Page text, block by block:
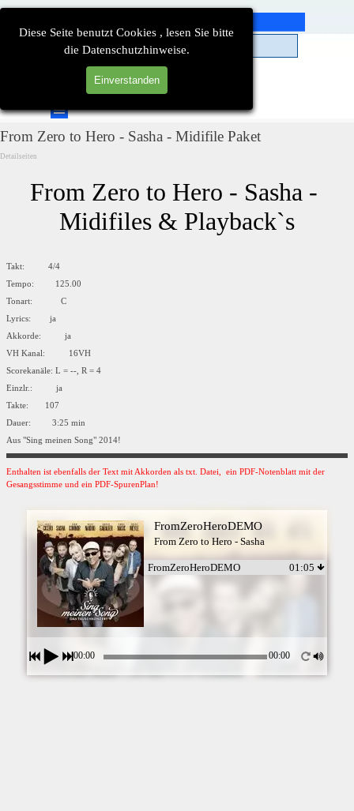
Diese Seite benutzt Cookies , lesen Sie bitte
die Datenschutzhinweise.
Einverstanden
Direkt zum Seiteninhalt
Menü überspringen
From Zero to Hero - Sasha - Midifile Paket
Detailseiten
From Zero to Hero - Sasha -
Midifiles & Playback`s
Takt: 4/4
Tempo: 125.00
Tonart: C
Lyrics: ja
Akkorde: ja
VH Kanal: 16VH
Scorekanäle: L = --, R = 4
Einzlr.: ja
Takte: 107
Dauer: 3:25 min
Aus "Sing meinen Song" 2014!
Enthalten ist ebenfalls der Text mit Akkorden als txt. Datei, ein PDF-Notenblatt mit der
Gesangsstimme und ein PDF-SpurenPlan!
FromZeroHeroDEMO
From Zero to Hero - Sasha
FromZeroHeroDEMO 01:05
00:00 00:00